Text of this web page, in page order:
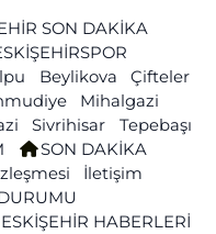
SON DAKİKA
Beylikova
Çifteler
Mihalgazi
Sivrihisar
Tepebaşı
SON DAKİKA
İletişim
ESKİŞEHİR HABERLERİ